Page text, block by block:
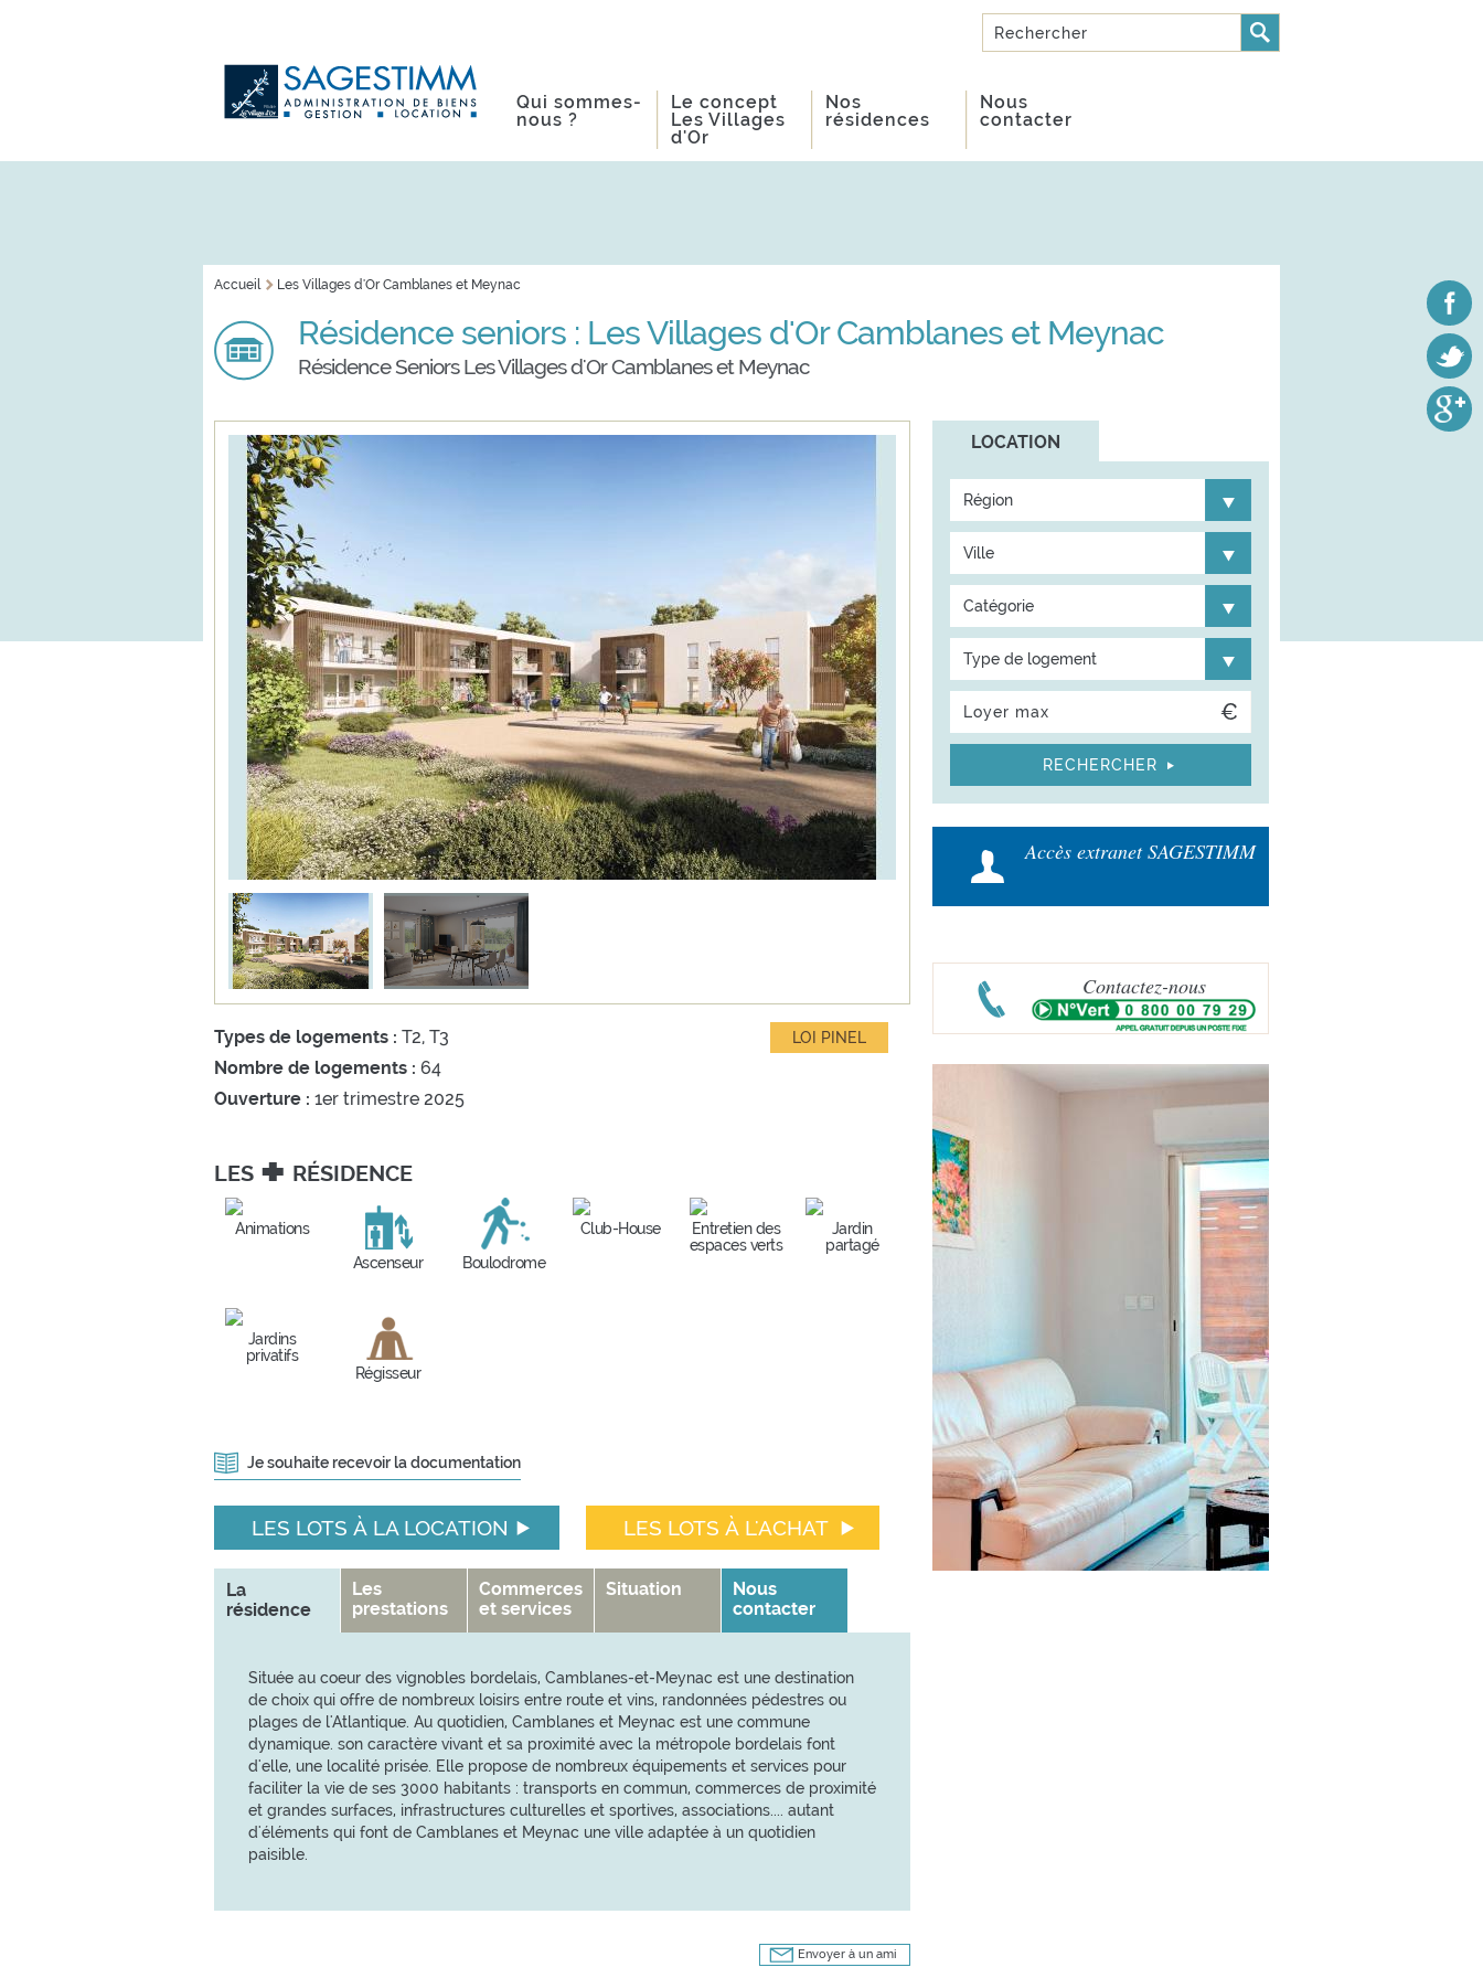
FORMULAIRE DE
Rechercher
Qui sommes-
nous ?
Le concept
Les Villages
d'Or
Nos
résidences
Nous
contacter
Accueil Les Villages d'Or Camblanes et Meynac
Résidence seniors : Les Villages d'Or Camblanes et Meynac
Résidence Seniors Les Villages d'Or Camblanes et Meynac
Types de logements : T2, T3
Nombre de logements : 64
Ouverture : 1er trimestre 2025
LOI PINEL
LES + RÉSIDENCE
Animations
Ascenseur
Boulodrome
Club-House
Entretien des
espaces verts
Jardin
partagé
Jardins
privatifs
Régisseur
Je souhaite recevoir la documentation
LES LOTS À LA LOCATION LES LOTS À L'ACHAT
La
résidence
Les
prestations
Commerces
et services
Situation
Nous
contacter
Située au coeur des vignobles bordelais, Camblanes-et-Meynac est une destination
de choix qui offre de nombreux loisirs entre route et vins, randonnées pédestres ou
plages de l'Atlantique. Au quotidien, Camblanes et Meynac est une commune
dynamique. son caractère vivant et sa proximité avec la métropole bordelais font
d'elle, une localité prisée. Elle propose de nombreux équipements et services pour
faciliter la vie de ses 3000 habitants : transports en commun, commerces de proximité
et grandes surfaces, infrastructures culturelles et sportives, associations.... autant
d'éléments qui font de Camblanes et Meynac une ville adaptée à un quotidien
paisible.
Envoyer à un ami
LOCATION
Région
Ville
Catégorie
Type de logement
Accès extranet SAGESTIMM
Contactez-nous